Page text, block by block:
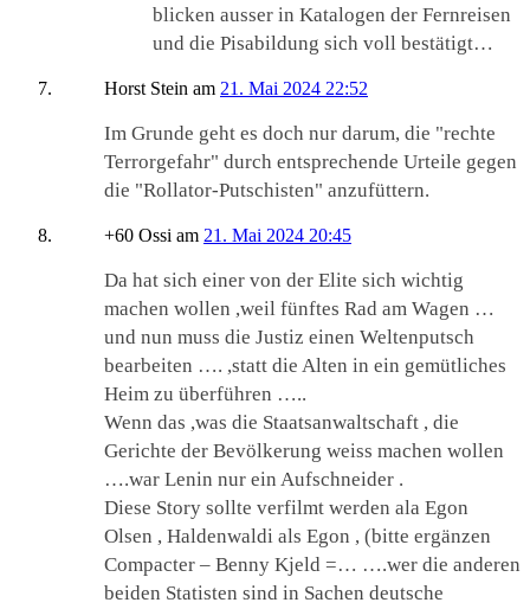
blicken ausser in Katalogen der Fernreisen
und die Pisabildung sich voll bestätigt…
Horst Stein am 21. Mai 2024 22:52
Im Grunde geht es doch nur darum, die "rechte
Terrorgefahr" durch entsprechende Urteile gegen
die "Rollator-Putschisten" anzufüttern.
+60 Ossi am 21. Mai 2024 20:45
Da hat sich einer von der Elite sich wichtig
machen wollen ,weil fünftes Rad am Wagen …
und nun muss die Justiz einen Weltenputsch
bearbeiten …. ,statt die Alten in ein gemütliches
Heim zu überführen …..
Wenn das ,was die Staatsanwaltschaft , die
Gerichte der Bevölkerung weiss machen wollen
….war Lenin nur ein Aufschneider .
Diese Story sollte verfilmt werden ala Egon
Olsen , Haldenwaldi als Egon , (bitte ergänzen
Compacter – Benny Kjeld =… ….wer die anderen
beiden Statisten sind in Sachen deutsche